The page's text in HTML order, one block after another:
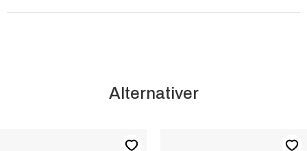
Alternativer